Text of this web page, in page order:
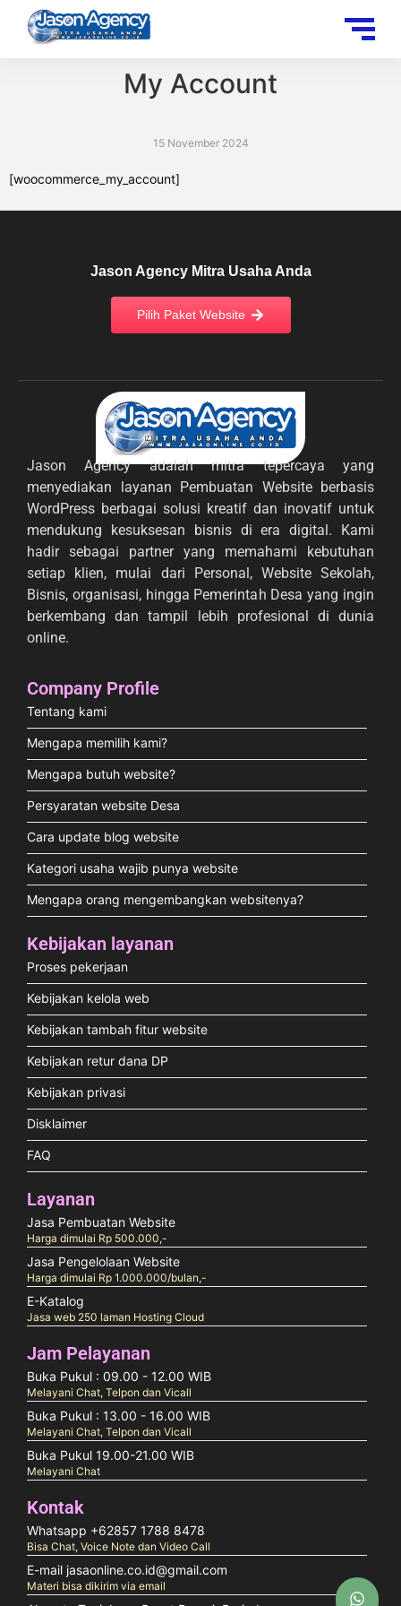
My Account
15 November 2024
[woocommerce_my_account]
Jason Agency Mitra Usaha Anda
Pilih Paket Website
Jason Agency adalah mitra tepercaya yang
menyediakan layanan Pembuatan Website berbasis
WordPress berbagai solusi kreatif dan inovatif untuk
mendukung kesuksesan bisnis di era digital. Kami
hadir sebagai partner yang memahami kebutuhan
setiap klien, mulai dari Personal, Website Sekolah,
Bisnis, organisasi, hingga Pemerintah Desa yang ingin
berkembang dan tampil lebih profesional di dunia
online.
Company Profile
Tentang kami
Mengapa memilih kami?
Mengapa butuh website?
Persyaratan website Desa
Cara update blog website
Kategori usaha wajib punya website
Mengapa orang mengembangkan websitenya?
Kebijakan layanan
Proses pekerjaan
Kebijakan kelola web
Kebijakan tambah fitur website
Kebijakan retur dana DP
Kebijakan privasi
Disklaimer
FAQ
Layanan
Jasa Pembuatan Website
Harga dimulai Rp 500.000,-
Jasa Pengelolaan Website
Harga dimulai Rp 1.000.000/bulan,-
E-Katalog
Jasa web 250 laman Hosting Cloud
Jam Pelayanan
Buka Pukul : 09.00 - 12.00 WIB
Melayani Chat, Telpon dan Vicall
Buka Pukul : 13.00 - 16.00 WIB
Melayani Chat, Telpon dan Vicall
Buka Pukul 19.00-21.00 WIB
Melayani Chat
Kontak
Whatsapp +62857 1788 8478
Bisa Chat, Voice Note dan Video Call
E-mail jasaonline.co.id@gmail.com
Materi bisa dikirim via email